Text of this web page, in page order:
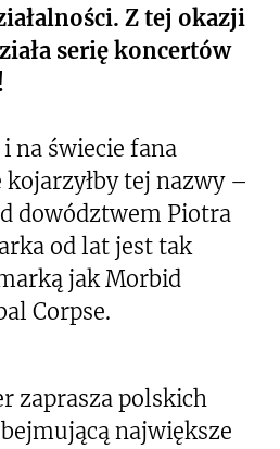
Z tej okazji
serię koncertów
na świecie fana
tej nazwy –
dowództwem Piotra
od lat jest tak
jak Morbid
Corpse.
zaprasza polskich
największe